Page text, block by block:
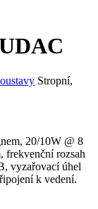
Stropní,
20/10W @ 8
frekvenční rozsah
vyzařovací úhel
k vedení.